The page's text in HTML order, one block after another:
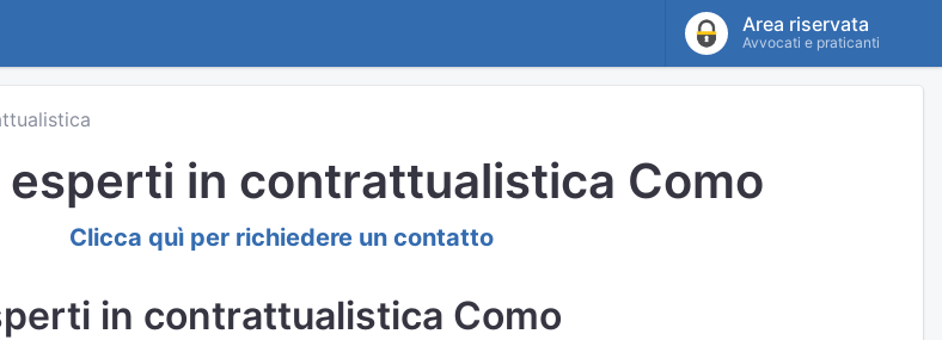
Area riservata
Avvocati e praticanti
in contrattualistica Como
Clicca quì per richiedere un contatto
in contrattualistica Como